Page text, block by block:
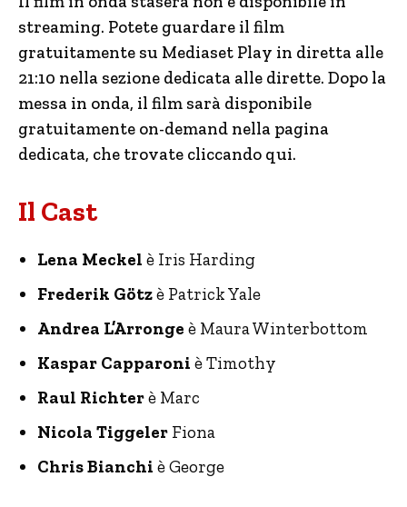
streaming. Potete guardare il film
gratuitamente su Mediaset Play in diretta alle
21:10 nella sezione dedicata alle dirette. Dopo la
messa in onda, il film sarà disponibile
gratuitamente on-demand nella pagina
dedicata, che trovate cliccando qui.
Il Cast
Lena Meckel è Iris Harding
Frederik Götzè Patrick Yale
Andrea L’Arronge è Maura Winterbottom
Kaspar Capparoni è Timothy
Raul Richterè Marc
Nicola Tiggeler Fiona
Chris Bianchi è George